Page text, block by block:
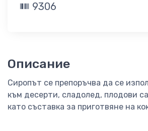
9306
Описание
Сиропът се препоръчва да се
към десерти, сладолед, плодови
като съставка за приготвяне на